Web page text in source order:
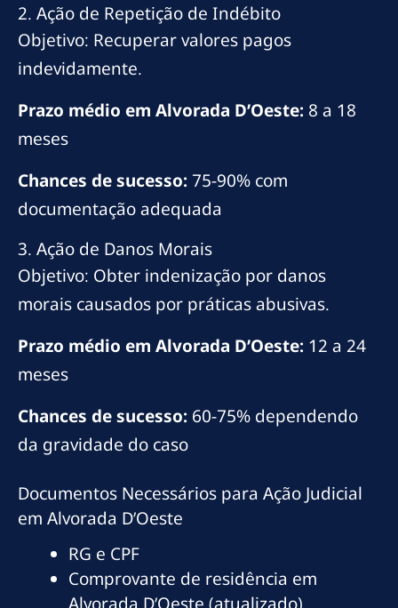
2. Ação de Repetição de Indébito
Objetivo: Recuperar valores pagos
indevidamente.
Prazo médio em Alvorada D’Oeste: 8 a 18
meses
Chances de sucesso: 75-90% com
documentação adequada
3. Ação de Danos Morais
Objetivo: Obter indenização por danos
morais causados por práticas abusivas.
Prazo médio em Alvorada D’Oeste: 12 a 24
meses
Chances de sucesso: 60-75% dependendo
da gravidade do caso
Documentos Necessários para Ação Judicial
em Alvorada D’Oeste
RG e CPF
Comprovante de residência em